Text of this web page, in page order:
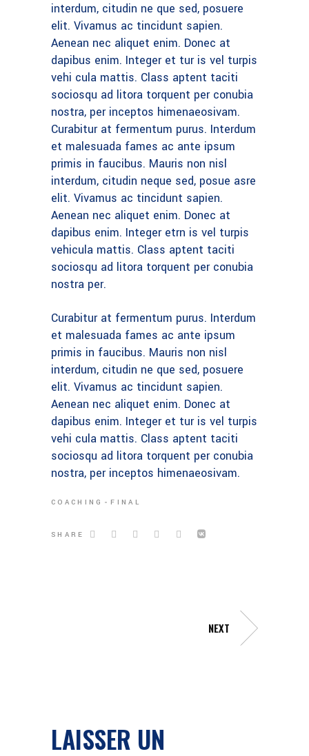
interdum, citudin ne que sed, posuere
elit. Vivamus ac tincidunt sapien.
Aenean nec aliquet enim. Donec at
dapibus enim. Integer et tur is vel turpis
vehi cula mattis. Class aptent taciti
sociosqu ad litora torquent per conubia
nostra, per inceptos himenaeosivam.
Curabitur at fermentum purus. Interdum
et malesuada fames ac ante ipsum
primis in faucibus. Mauris non nisl
interdum, citudin neque sed, posue asre
elit. Vivamus ac tincidunt sapien.
Aenean nec aliquet enim. Donec at
dapibus enim. Integer etrn is vel turpis
vehicula mattis. Class aptent taciti
sociosqu ad litora torquent per conubia
nostra per.
Curabitur at fermentum purus. Interdum
et malesuada fames ac ante ipsum
primis in faucibus. Mauris non nisl
interdum, citudin ne que sed, posuere
elit. Vivamus ac tincidunt sapien.
Aenean nec aliquet enim. Donec at
dapibus enim. Integer et tur is vel turpis
vehi cula mattis. Class aptent taciti
sociosqu ad litora torquent per conubia
nostra, per inceptos himenaeosivam.
COACHING FINAL
SHARE
NEXT
LAISSER UN